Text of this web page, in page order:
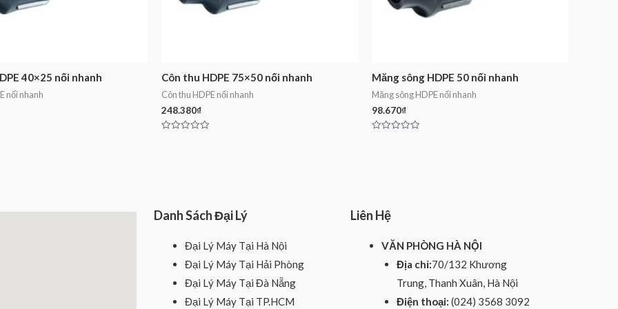
40×25 nối nhanh
nối nhanh
Côn thu HDPE 75×50 nối nhanh
Côn thu HDPE nối nhanh
248.380₫
Măng sông HDPE 50 nối nhanh
Măng sông HDPE nối nhanh
98.670₫
Danh Sách Đại Lý
Đại Lý Máy Tại Hà Nội
Đại Lý Máy Tại Hải Phòng
Đại Lý Máy Tại Đà Nẵng
Đại Lý Máy Tại TP.HCM
Liên Hệ
VĂN PHÒNG HÀ NỘI
Địa chỉ:70/132 Khương
Trung, Thanh Xuân, Hà Nội
Điện thoại: (024) 3568 3092